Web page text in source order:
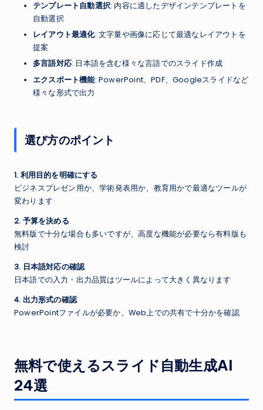
テンプレート自動選択: 内容に適したデザインテンプレートを
自動選択
レイアウト最適化: 文字量や画像に応じて最適なレイアウトを
提案
多言語対応: 日本語を含む様々な言語でのスライド作成
エクスポート機能: PowerPoint、PDF、Googleスライドなど
様々な形式で出力
選び方のポイント
1. 利用目的を明確にする
ビジネスプレゼン用か、学術発表用か、教育用かで最適なツールが
変わります
2. 予算を決める
無料版で十分な場合も多いですが、高度な機能が必要なら有料版も
検討
3. 日本語対応の確認
日本語での入力・出力品質はツールによって大きく異なります
4. 出力形式の確認
PowerPointファイルが必要か、Web上での共有で十分かを確認
無料で使えるスライド自動生成AI
24選